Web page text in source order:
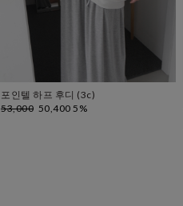
포인텔 하프 후디 (3c)
53,000 50,400 5%